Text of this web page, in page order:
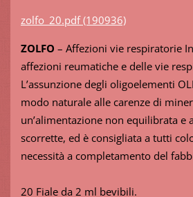
zolfo_20.pdf (190936)
ZOLFO – Affezioni vie respiratorie
affezioni reumatiche e delle vie
L’assunzione degli oligoelementi
modo naturale alle carenze di
un’alimentazione non equilibrata e
scorrette, ed è consigliata a tutti
necessità a completamento del
20 Fiale da 2 ml bevibili.